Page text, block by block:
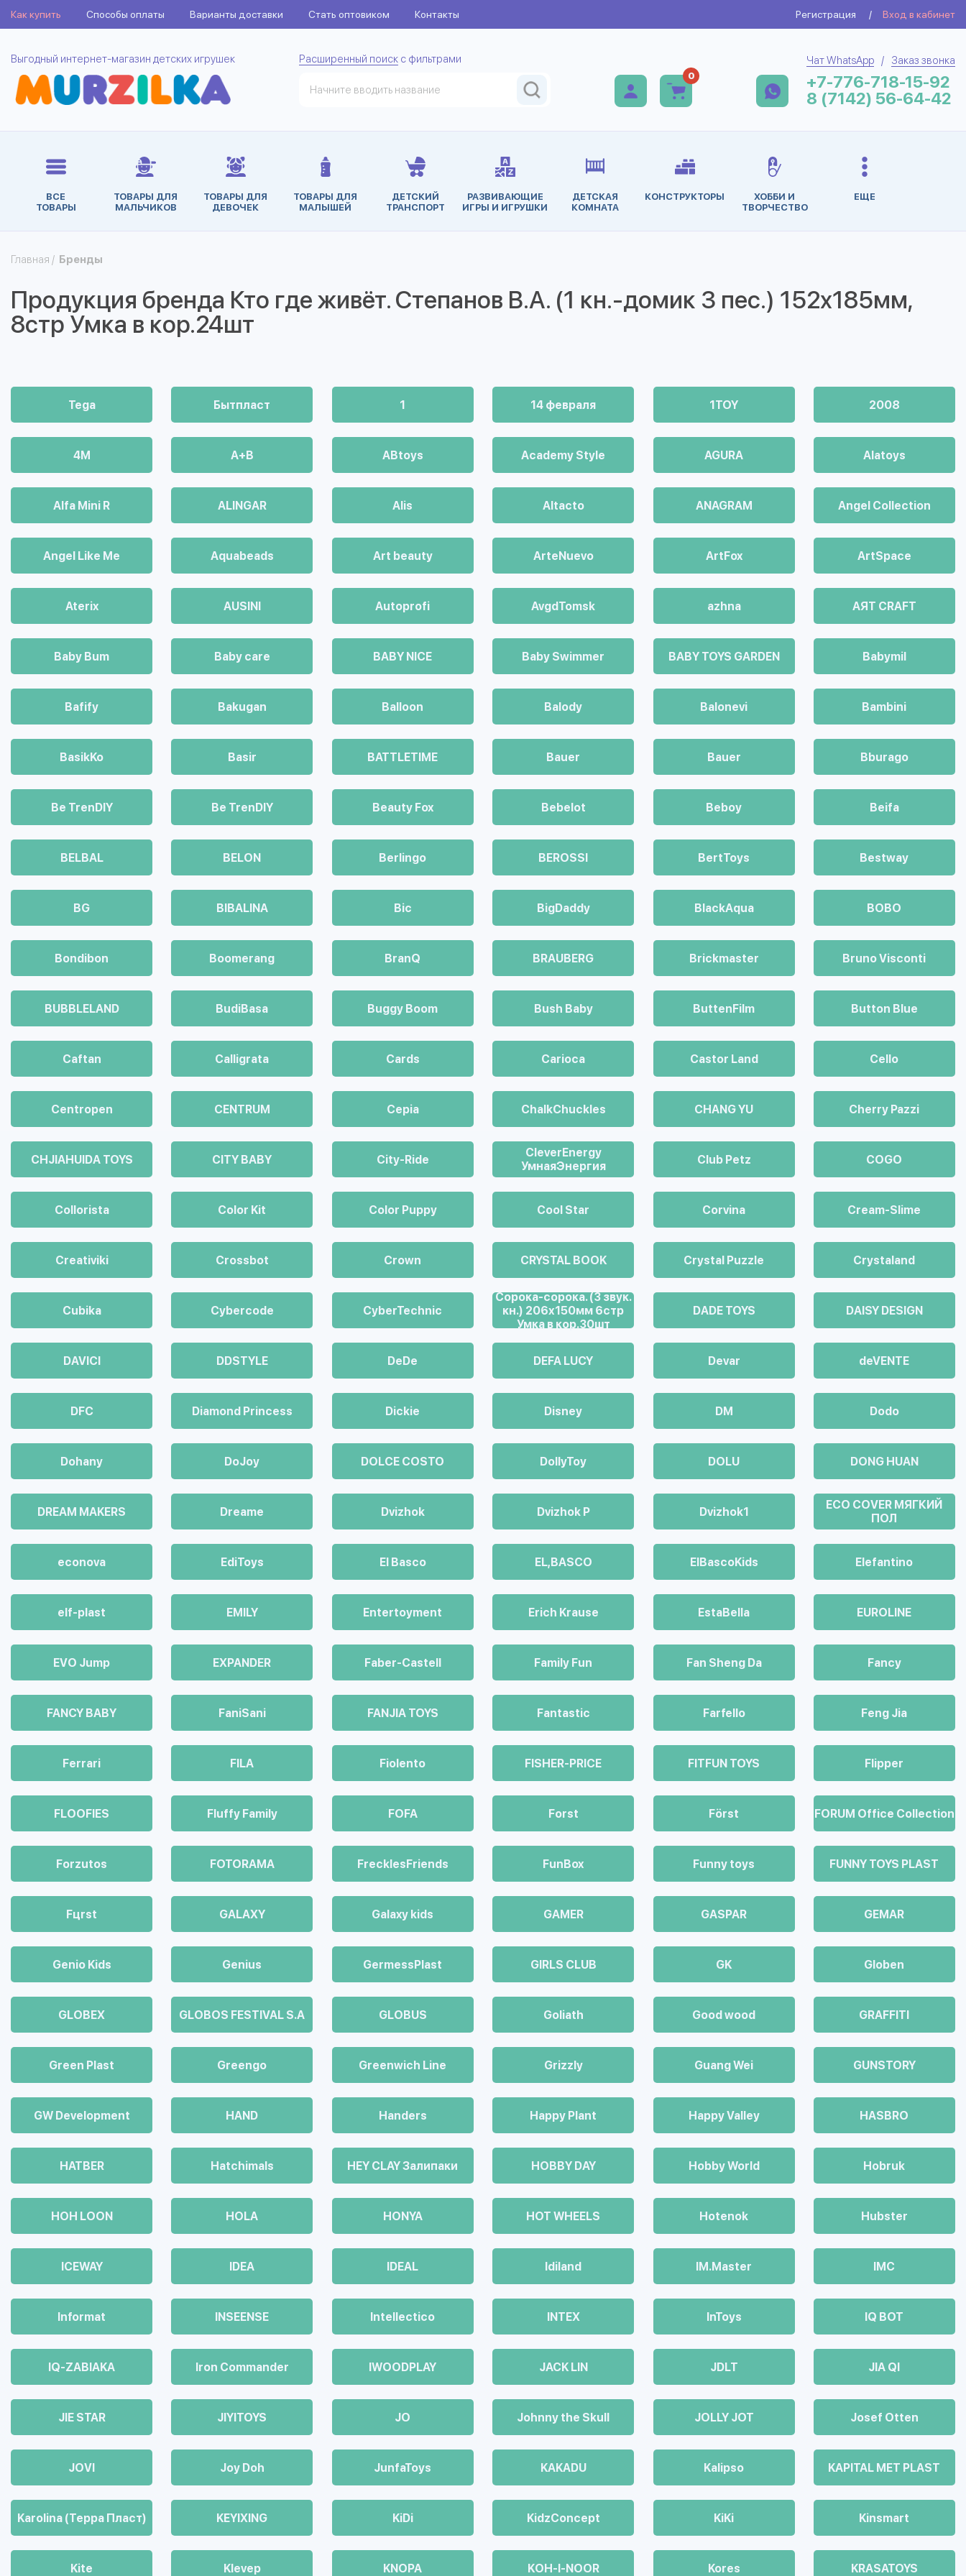
Как купить Способы оплаты Варианты доставки Стать оптовиком Контакты Регистрация / Вход в кабинет
Выгодный интернет-магазин детских игрушек Расширенный поиск с фильтрами
0
Чат WhatsApp / Заказ звонка
+7-776-718-15-92
8 (7142) 56-64-42
ВСЕ
ТОВАРЫ
ТОВАРЫ ДЛЯ
МАЛЬЧИКОВ
ТОВАРЫ ДЛЯ
ДЕВОЧЕК
ТОВАРЫ ДЛЯ
МАЛЫШЕЙ
ДЕТСКИЙ
ТРАНСПОРТ
РАЗВИВАЮЩИЕ
ИГРЫ И ИГРУШКИ
ДЕТСКАЯ
КОМНАТА
КОНСТРУКТОРЫ
ХОББИ И
ТВОРЧЕСТВО
ЕЩЕ
Главная / Бренды
Продукция бренда Кто где живёт. Степанов В.А. (1 кн.-домик 3 пес.) 152х185мм,
8стр Умка в кор.24шт
Tega Бытпласт 1 14 февраля 1TOY 2008
4М A+B ABtoys Academy Style AGURA Alatoys
Alfa Mini R ALINGAR Alis Altacto ANAGRAM Angel Collection
Angel Like Me Aquabeads Art beauty ArteNuevo ArtFox ArtSpace
Aterix AUSINI Autoprofi AvgdTomsk azhna AЯT CRAFT
Baby Bum Baby care BABY NICE Baby Swimmer BABY TOYS GARDEN Babymil
Bafify Bakugan Balloon Balody Balonevi Bambini
BasikKo Basir BATTLETIME Bauer Bauer Bburago
Be TrenDIY Be TrenDIY Beauty Fox Bebelot Beboy Beifa
BELBAL BELON Berlingo BEROSSI BertToys Bestway
BG BIBALINA Bic BigDaddy BlackAqua BOBO
Bondibon Boomerang BranQ BRAUBERG Brickmaster Bruno Visconti
BUBBLELAND BudiBasa Buggy Boom Bush Baby ButtenFilm Button Blue
Caftan Calligrata Cards Carioca Castor Land Cello
Centropen CENTRUM Cepia ChalkСhuckles CHANG YU Cherry Pazzi
CHJIAHUIDA TOYS CITY BABY City-Ride
CleverEnergy
УмнаяЭнергия
Club Petz COGO
Collorista Color Kit Color Puppy Cool Star Corvina Cream-Slime
Creativiki Crossbot Crown CRYSTAL BOOK Crystal Puzzle Crystaland
Cubika Cybercode CyberTechnic
Cорока-сорока. (3 звук.
кн.) 206х150мм 6стр
Умка в кор.30шт
DADE TOYS DAISY DESIGN
DAVICI DDSTYLE DeDe DEFA LUCY Devar deVENTE
DFC Diamond Princess Dickie Disney DM Dodo
Dohany DoJoy DOLCE COSTO DollyToy DOLU DONG HUAN
DREAM MAKERS Dreame Dvizhok Dvizhok Р Dvizhok1
ECO COVER МЯГКИЙ
ПОЛ
econova EdiToys El Basco EL,BASCO ElBascoKids Elefantino
elf-plast EMILY Entertoyment Erich Krause EstaBella EUROLINE
EVO Jump EXPANDER Faber-Castell Family Fun Fan Sheng Da Fancy
FANCY BABY FaniSani FANJIA TOYS Fantastic Farfello Feng Jia
Ferrari FILA Fiolento FISHER-PRICE FITFUN TOYS Flipper
FLOOFIES Fluffy Family FOFA Forst Först FORUM Office Collection
Forzutos FOTORAMA FrecklesFriends FunBox Funny toys FUNNY TOYS PLAST
Fцrst GALAXY Galaxy kids GAMER GASPAR GEMAR
Genio Kids Genius GermessPlast GIRLS CLUB GK Globen
GLOBEX GLOBOS FESTIVAL S.A GLOBUS Goliath Good wood GRAFFITI
Green Plast Greengo Greenwich Line Grizzly Guang Wei GUNSTORY
GW Development HAND Handers Happy Plant Happy Valley HASBRO
HATBER Hatchimals HEY CLAY Залипаки HOBBY DAY Hobby World Hobruk
HOH LOON HOLA HONYA HOT WHEELS Hotenok Hubster
ICEWAY IDEA IDEAL Idiland IM.Master IMC
Informat INSEENSE Intellectico INTEX InToys IQ BOT
IQ-ZABIAKA Iron Commander IWOODPLAY JACK LIN JDLT JIA QI
JIE STAR JIYITOYS JO Johnny the Skull JOLLY JOT Josef Otten
JOVI Joy Doh JunfaToys KAKADU Kalipso KAPITAL MET PLAST
Karolina (Терра Пласт) KEYIXING KiDi KidzConcept KiKi Kinsmart
Kite Klevep KNOPA KOH-I-NOOR Kores KRASATOYS